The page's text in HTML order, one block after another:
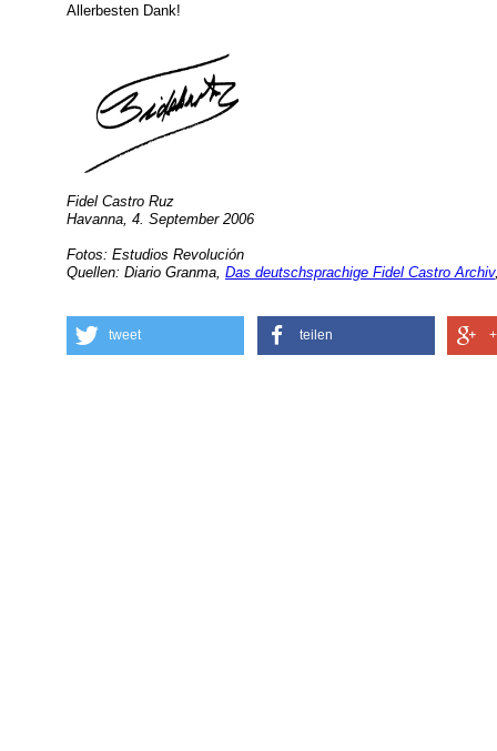
Allerbesten Dank!
Fidel Castro Ruz
Havanna, 4. September 2006
Fotos: Estudios Revolución
Quellen: Diario Granma, Das deutschsprachige Fidel Castro Archiv
tweet teilen